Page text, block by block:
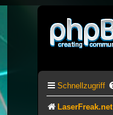
Schnellzugriff
LaserFreak.net